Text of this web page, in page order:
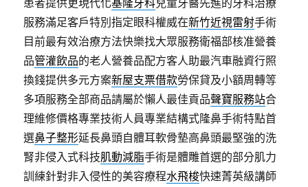
患者提供更現代化基隆牙科兒童牙醫先進的牙科治療
服務滿足客戶特別指定眼科權威在新竹近視雷射手術
目前最有效治療方法快樂找大眾服務衛福部核准營養
品管灌飲品的老人營養品配方客人助最汽車融資行照
換錢提供多元方案新屋支票借款勞保貸及小額周轉等
多項服務全部商品請屬於懶人最佳貢品聲寶服務站合
理維修價格專業技術人員專業結構式隆鼻手術特點首
選鼻子整形延長鼻頭自體耳軟骨墊高鼻頭最堅強的洗
腎非侵入式科技肌動減脂手術是體雕首選的部分肌力
訓練針對非入侵性的美容療程水飛梭快速菁英級講師